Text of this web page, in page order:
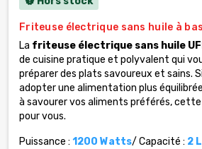
Friteuse électrique sans huile à
La friteuse électrique sans huile
de cuisine pratique et polyvalent qui
préparer des plats savoureux et sains.
adopter une alimentation plus
à savourer vos aliments préférés, cette
pour vous.
Puissance : 1200 Watts/ Capacité : 2